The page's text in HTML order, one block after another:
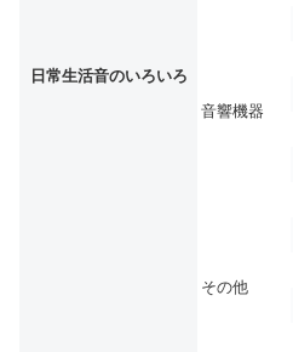
日常生活音のいろいろ
音響機器
その他